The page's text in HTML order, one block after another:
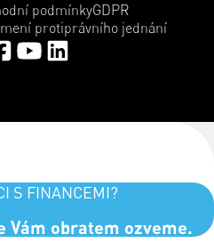
podmínkyGDPR
protiprávního jednání
S FINANCEMI?
Vám obratem ozveme.